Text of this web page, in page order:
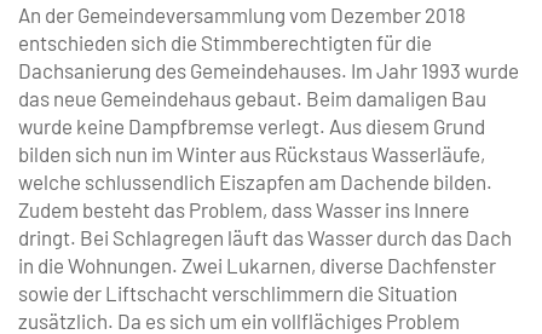
An der Gemeindeversammlung vom Dezember 2018
entschieden sich die Stimmberechtigten für die
Dachsanierung des Gemeindehauses. Im Jahr 1993 wurde
das neue Gemeindehaus gebaut. Beim damaligen Bau
wurde keine Dampfbremse verlegt. Aus diesem Grund
bilden sich nun im Winter aus Rückstaus Wasserläufe,
welche schlussendlich Eiszapfen am Dachende bilden.
Zudem besteht das Problem, dass Wasser ins Innere
dringt. Bei Schlagregen läuft das Wasser durch das Dach
in die Wohnungen. Zwei Lukarnen, diverse Dachfenster
sowie der Liftschacht verschlimmern die Situation
zusätzlich. Da es sich um ein vollflächiges Problem